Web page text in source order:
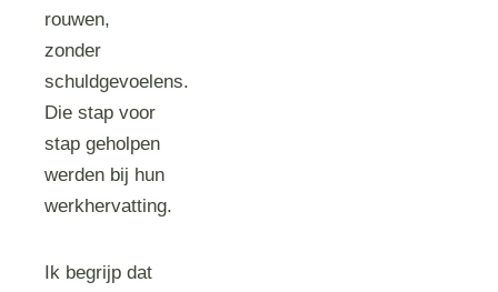
rouwen,
zonder
schuldgevoelens.
Die stap voor
stap geholpen
werden bij hun
werkhervatting.
Ik begrijp dat